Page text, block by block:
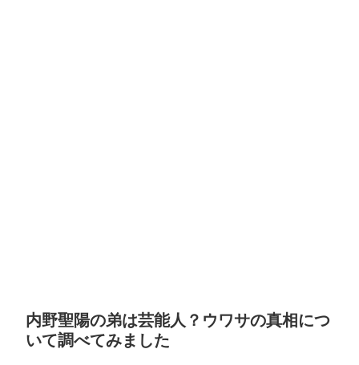
内野聖陽の弟は芸能人？ウワサの真相につ
いて調べてみました